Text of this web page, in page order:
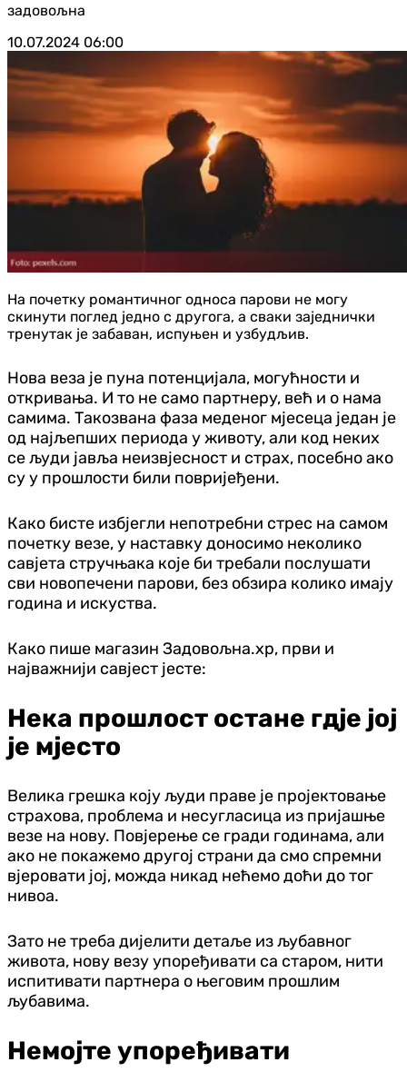
задовољна
10.07.2024 06:00
На почетку романтичног односа парови не могу
скинути поглед једно с другога, а сваки заједнички
тренутак је забаван, испуњен и узбудљив.
Нова веза је пуна потенцијала, могућности и
откривања. И то не само партнеру, већ и о нама
самима. Такозвана фаза меденог мјесеца један је
од најљепших периода у животу, али код неких
се људи јавља неизвјесност и страх, посебно ако
су у прошлости били повријеђени.
Како бисте избјегли непотребни стрес на самом
почетку везе, у наставку доносимо неколико
савјета стручњака које би требали послушати
сви новопечени парови, без обзира колико имају
година и искуства.
Како пише магазин Задовољна.хр, први и
најважнији савјест јесте:
Нека прошлост остане гдје јој
је мјесто
Велика грешка коју људи праве је пројектовање
страхова, проблема и несугласица из пријашње
везе на нову. Повјерење се гради годинама, али
ако не покажемо другој страни да смо спремни
вјеровати јој, можда никад нећемо доћи до тог
нивоа.
Зато не треба дијелити детаље из љубавног
живота, нову везу упоређивати са старом, нити
испитивати партнера о његовим прошлим
љубавима.
Немојте упоређивати